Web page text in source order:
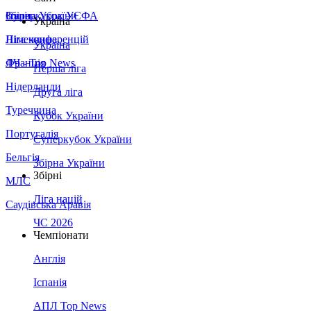
Збірна України
Італія
Німеччина
Франція
Нідерланди
Туреччина
Португалія
Бельгія
МЛС
Саудівська Аравія
Суперкубок УЄФА
Ліга конференцій
ЛЧ - Top News
Україна
Україна
Перша ліга
Друга ліга
Кубок України
Суперкубок України
Збірна України
Збірні
Ліга націй
ЧС 2026
Чемпіонати
Англія
Іспанія
АПЛ Top News